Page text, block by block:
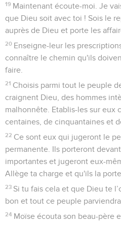
19 Maintenant écoute-moi. Je
que Dieu soit avec toi ! Sois le
auprès de Dieu et porte les
20 Enseigne-leur les
connaître le chemin qu'ils
faire.
21 Choisis parmi tout le peuple
craignent Dieu, des hommes
malhonnête. Etablis-les sur eux
centaines, de cinquantaines et
22 Ce sont eux qui jugeront le
permanente. Ils porteront
importantes et jugeront eux-
Allège ta charge et qu'ils la
23 Si tu fais cela et que Dieu te
bon et tout ce peuple
24 Moïse écouta son beau-père